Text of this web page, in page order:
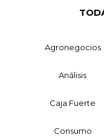
Agronegocios
Análisis
Caja Fuerte
Consumo